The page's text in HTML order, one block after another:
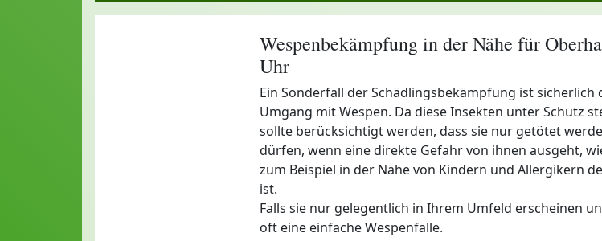
Wespenbekämpfung in der Nähe für
Uhr
Ein Sonderfall der Schädlingsbekämpfung ist sicherlich
Umgang mit Wespen. Da diese Insekten unter Schutz
sollte berücksichtigt werden, dass sie nur getötet
dürfen, wenn eine direkte Gefahr von ihnen ausgeht,
zum Beispiel in der Nähe von Kindern und Allergikern
ist.
Falls sie nur gelegentlich in Ihrem Umfeld erscheinen
oft eine einfache Wespenfalle.